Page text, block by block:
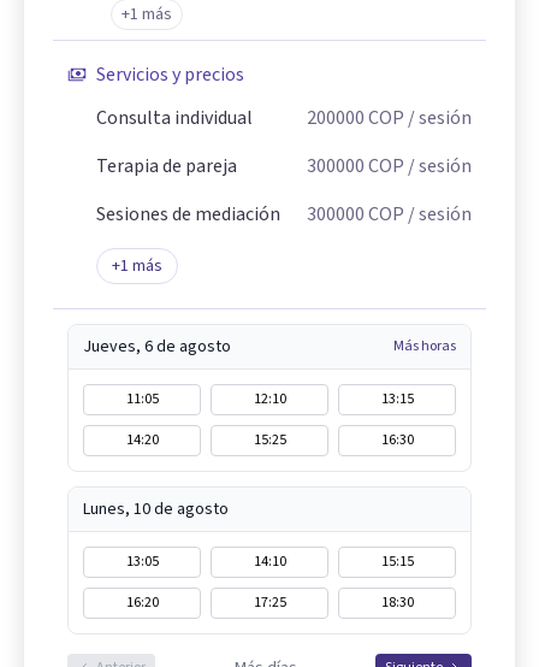
+1 más
Servicios y precios
Consulta individual
200000COP / sesión
Terapia de pareja
300000COP / sesión
Sesiones de mediación
300000COP / sesión
+1 más
Jueves, 6 de agosto Más horas
11:05 12:10
13:15
14:20
15:25 16:30
Lunes, 10 de agosto
13:05 14:10
15:15
16:20
17:25 18:30